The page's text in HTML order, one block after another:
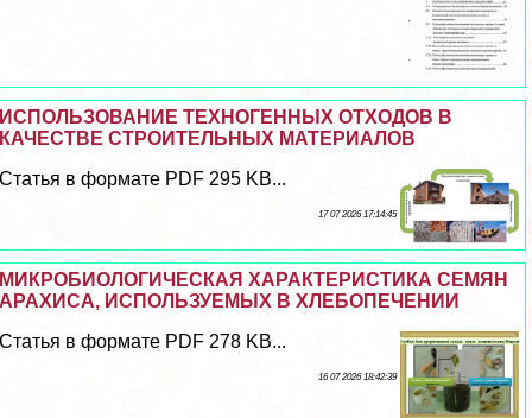
ИСПОЛЬЗОВАНИЕ ТЕХНОГЕННЫХ ОТХОДОВ В
КАЧЕСТВЕ СТРОИТЕЛЬНЫХ МАТЕРИАЛОВ
Статья в формате PDF 295 KB...
17 07 2026 17:14:45
МИКРОБИОЛОГИЧЕСКАЯ ХАРАКТЕРИСТИКА СЕМЯН
АРАХИСА, ИСПОЛЬЗУЕМЫХ В ХЛЕБОПЕЧЕНИИ
Статья в формате PDF 278 KB...
16 07 2026 18:42:39